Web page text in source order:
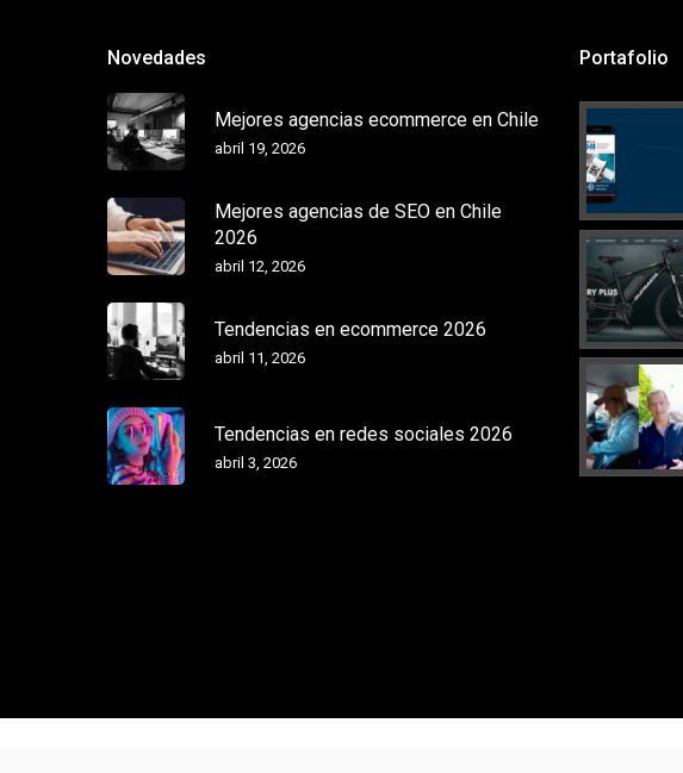
Novedades
Mejores agencias ecommerce en Chile
abril 19, 2026
Mejores agencias de SEO en Chile
2026
abril 12, 2026
Tendencias en ecommerce 2026
abril 11, 2026
Tendencias en redes sociales 2026
abril 3, 2026
Portafolio